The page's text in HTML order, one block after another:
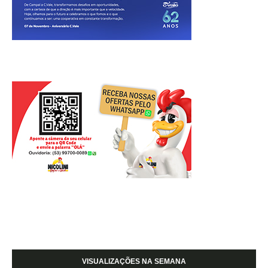
VISUALIZAÇÕES NA SEMANA